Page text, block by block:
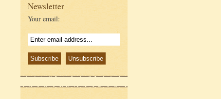
Newsletter
Your email: